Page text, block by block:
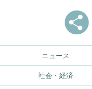
ニュース
社会・経済